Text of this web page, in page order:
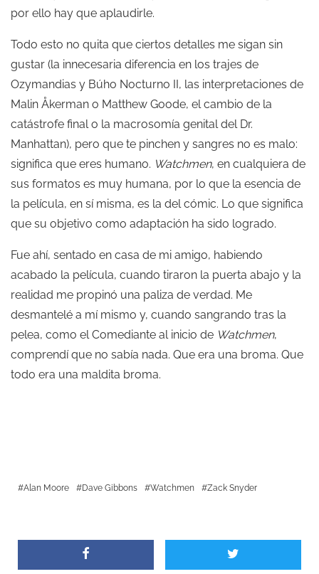
por ello hay que aplaudirle.
Todo esto no quita que ciertos detalles me sigan sin
gustar (la innecesaria diferencia en los trajes de
Ozymandias y Búho Nocturno II, las interpretaciones de
Malin Åkerman o Matthew Goode, el cambio de la
catástrofe final o la macrosomía genital del Dr.
Manhattan), pero que te pinchen y sangres no es malo:
significa que eres humano. Watchmen, en cualquiera de
sus formatos es muy humana, por lo que la esencia de
la película, en sí misma, es la del cómic. Lo que significa
que su objetivo como adaptación ha sido logrado.
Fue ahí, sentado en casa de mi amigo, habiendo
acabado la película, cuando tiraron la puerta abajo y la
realidad me propinó una paliza de verdad. Me
desmantelé a mí mismo y, cuando sangrando tras la
pelea, como el Comediante al inicio de Watchmen,
comprendí que no sabía nada. Que era una broma. Que
todo era una maldita broma.
Alan Moore Dave Gibbons Watchmen Zack Snyder